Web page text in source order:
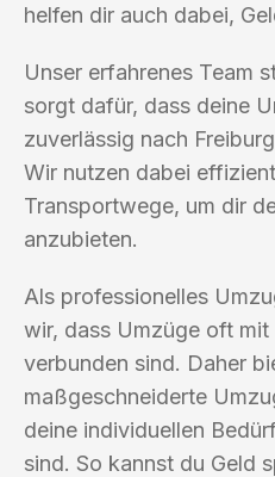
helfen dir auch dabei,
Unser erfahrenes Team
sorgt dafür, dass deine
zuverlässig nach
Wir nutzen dabei
Transportwege, um dir
anzubieten.
Als professionelles
wir, dass Umzüge oft mit
verbunden sind. Daher
maßgeschneiderte
deine individuellen
sind. So kannst du Geld